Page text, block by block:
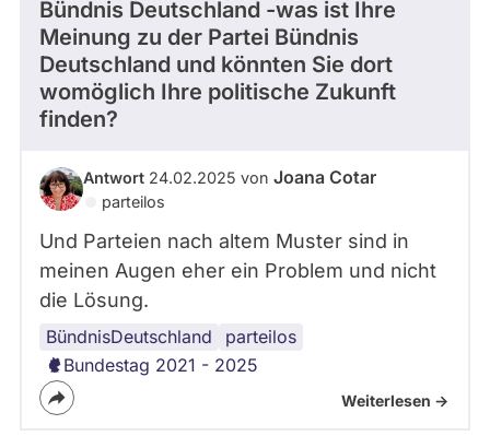
Bündnis Deutschland -was ist Ihre
Meinung zu der Partei Bündnis
Deutschland und könnten Sie dort
womöglich Ihre politische Zukunft
finden?
Antwort 24.02.2025 von Joana Cotar
parteilos
Und Parteien nach altem Muster sind in
meinen Augen eher ein Problem und nicht
die Lösung.
BündnisDeutschland
parteilos
Bundestag 2021 - 2025
Weiterlesen ->